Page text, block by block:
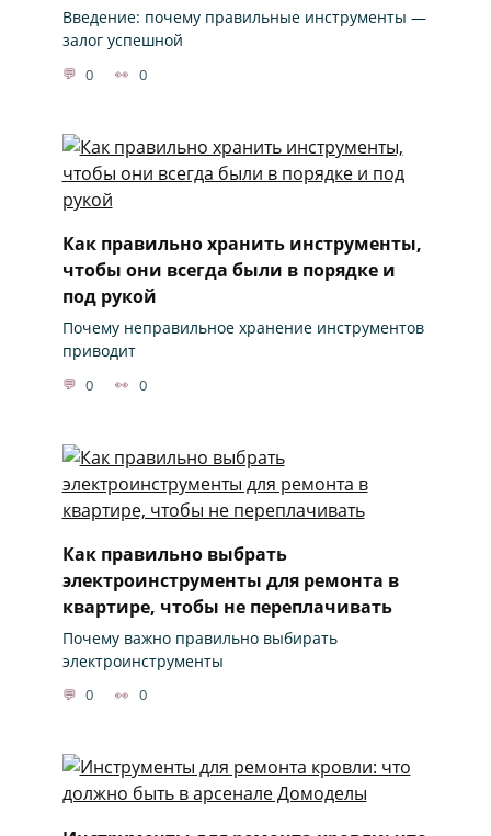
Введение: почему правильные инструменты —
залог успешной
0 0
Как правильно хранить инструменты,
чтобы они всегда были в порядке и
под рукой
Почему неправильное хранение инструментов
приводит
0 0
Как правильно выбрать
электроинструменты для ремонта в
квартире, чтобы не переплачивать
Почему важно правильно выбирать
электроинструменты
0 0